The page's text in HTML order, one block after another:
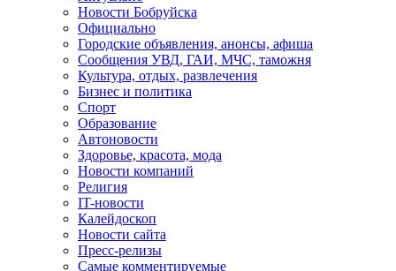
Новости Бобруйска
Официально
Городские объявления, анонсы, афиша
Сообщения УВД, ГАИ, МЧС, таможня
Культура, отдых, развлечения
Бизнес и политика
Спорт
Образование
Автоновости
Здоровье, красота, мода
Новости компаний
Религия
IT-новости
Калейдоскоп
Новости сайта
Пресс-релизы
Самые комментируемые